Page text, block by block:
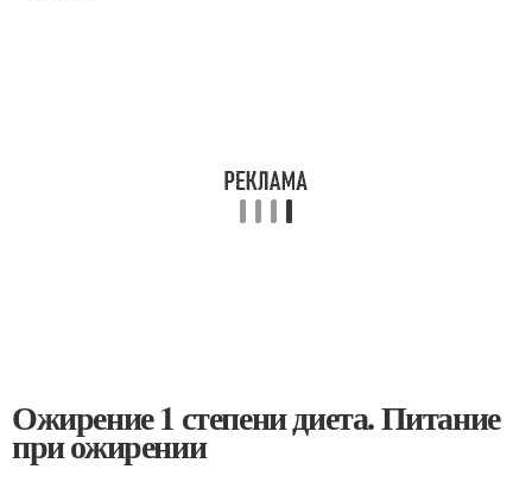
Ожирение 1 степени диета. Питание
при ожирении